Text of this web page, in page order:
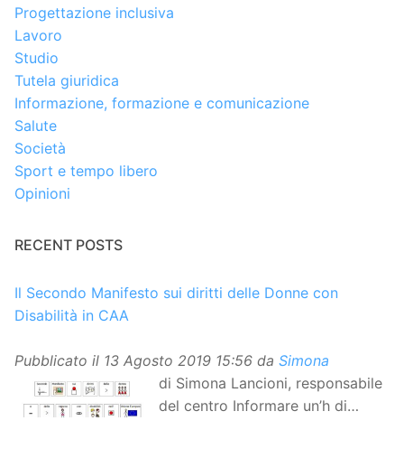
Progettazione inclusiva
Lavoro
Studio
Tutela giuridica
Informazione, formazione e comunicazione
Salute
Società
Sport e tempo libero
Opinioni
RECENT POSTS
Il Secondo Manifesto sui diritti delle Donne con
Disabilità in CAA
Pubblicato il 13 Agosto 2019 15:56 da Simona
di Simona Lancioni, responsabile
del centro Informare un’h di